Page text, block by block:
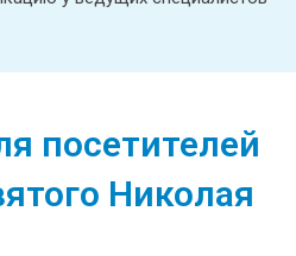
посетителей
Николая